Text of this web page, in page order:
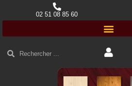
02 51 08 85 60